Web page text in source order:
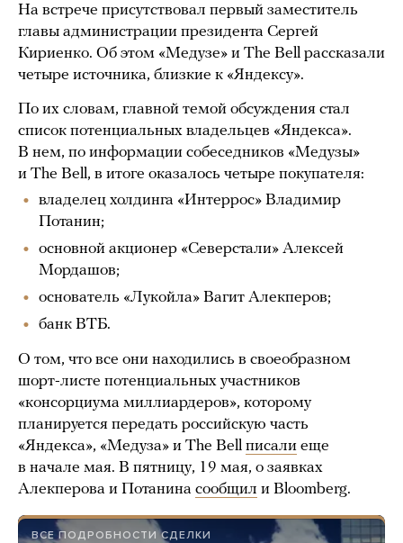
На встрече присутствовал первый заместитель
главы администрации президента Сергей
Кириенко. Об этом «Медузе» и The Bell рассказали
четыре источника, близкие к «Яндексу».
По их словам, главной темой обсуждения стал
список потенциальных владельцев «Яндекса».
В нем, по информации собеседников «Медузы»
и The Bell, в итоге оказалось четыре покупателя:
владелец холдинга «Интеррос» Владимир
Потанин;
основной акционер «Северстали» Алексей
Мордашов;
основатель «Лукойла» Вагит Алекперов;
банк ВТБ.
О том, что все они находились в своеобразном
шорт-листе потенциальных участников
«консорциума миллиардеров», которому
планируется передать российскую часть
«Яндекса», «Медуза» и The Bell писали еще
в начале мая. В пятницу, 19 мая, о заявках
Алекперова и Потанина сообщил и Bloomberg.
ВСЕ ПОДРОБНОСТИ СДЕЛКИ